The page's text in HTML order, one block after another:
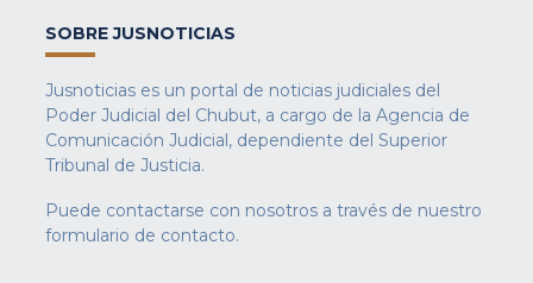
SOBRE JUSNOTICIAS
Jusnoticias es un portal de noticias judiciales del
Poder Judicial del Chubut, a cargo de la Agencia de
Comunicación Judicial, dependiente del Superior
Tribunal de Justicia.
Puede contactarse con nosotros a través de nuestro
formulario de contacto.